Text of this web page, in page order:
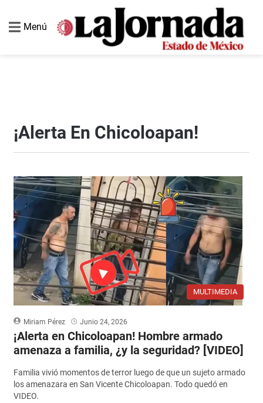
Menú
¡Alerta En Chicoloapan!
MULTIMEDIA
Miriam Pérez Junio 24, 2026
¡Alerta en Chicoloapan! Hombre armado
amenaza a familia, ¿y la seguridad? [VIDEO]
Familia vivió momentos de terror luego de que un sujeto armado
los amenazara en San Vicente Chicoloapan. Todo quedó en
VIDEO.